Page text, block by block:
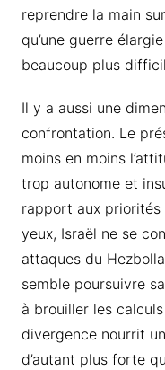
reprendre la main
qu’une guerre
beaucoup plus
Il y a aussi une
confrontation. Le
moins en moins
trop autonome et
rapport aux priorités
yeux, Israël ne se
attaques du
semble poursuivre
à brouiller les
divergence nourrit
d’autant plus forte